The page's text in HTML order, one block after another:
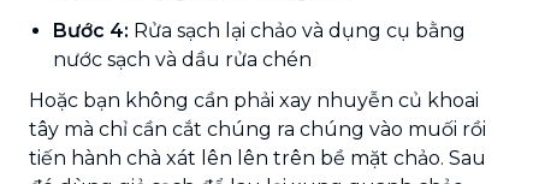
Bước 4: Rửa sạch lại chảo và dụng cụ bằng
nước sạch và dầu rửa chén
Hoặc bạn không cần phải xay nhuyễn củ khoai
tây mà chỉ cần cắt chúng ra chúng vào muối rồi
tiến hành chà xát lên lên trên bề mặt chảo. Sau